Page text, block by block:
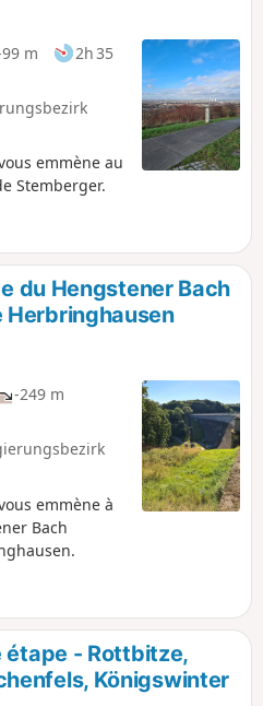
m
2h 35
emmène au
Stemberger.
du Hengstener Bach
Herbringhausen
-249 m
emmène à
Bach
étape - Rottbitze,
Königswinter